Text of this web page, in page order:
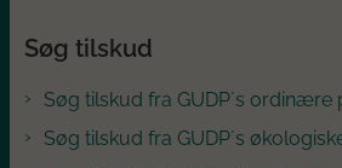
Søg tilskud
Søg tilskud fra GUDP´s ordinære
Søg tilskud fra GUDP´s